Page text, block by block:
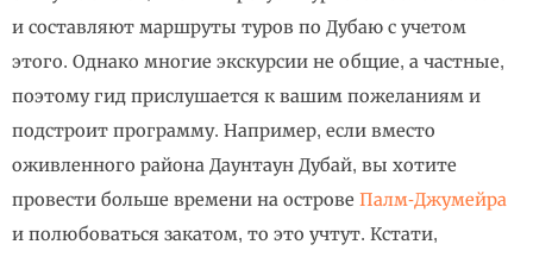
и составляют маршруты туров по Дубаю с учетом
этого. Однако многие экскурсии не общие, а частные,
поэтому гид прислушается к вашим пожеланиям и
подстроит программу. Например, если вместо
оживленного района Даунтаун Дубай, вы хотите
провести больше времени на острове Палм-Джумейра
и полюбоваться закатом, то это учтут. Кстати,